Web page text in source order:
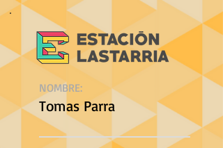
NOMBRE:
Tomas Parra